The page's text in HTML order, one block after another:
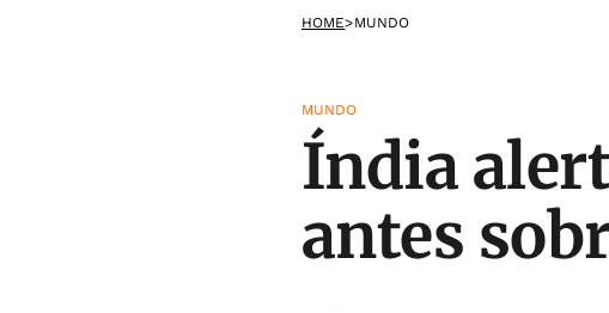
HOME>MUNDO
MUNDO
Índia
antes